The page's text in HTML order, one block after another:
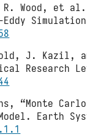
Wood, et al.,
J. Kazil,
Research
“Monte
Earth